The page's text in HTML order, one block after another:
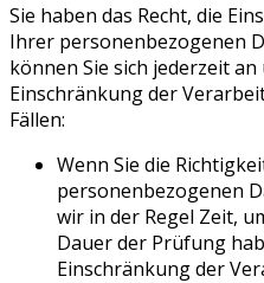
Sie haben das Recht, die
Ihrer personenbezogenen
können Sie sich jederzeit
Einschränkung der
Fällen:
Wenn Sie die
personenbezogenen
wir in der Regel Zeit,
Dauer der Prüfung
Einschränkung der